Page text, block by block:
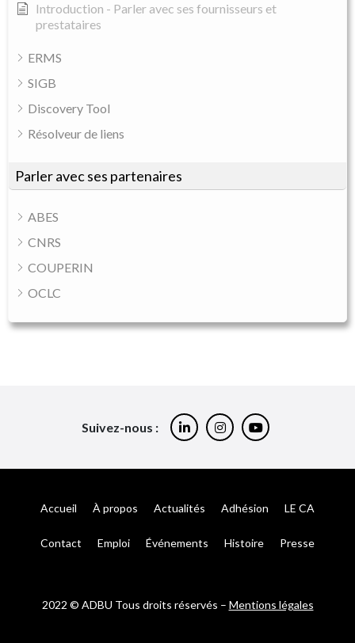
Introduction - Parler avec ses fournisseurs et
prestataires
ERMS
SIGB
Discovery Tool
Résolveur de liens
Parler avec ses partenaires
ABES
CNRS
COUPERIN
OCLC
Suivez-nous :
Accueil À propos Actualités Adhésion LE CA
Contact Emploi Événements Histoire Presse
2022 © ADBU Tous droits réservés – Mentions légales